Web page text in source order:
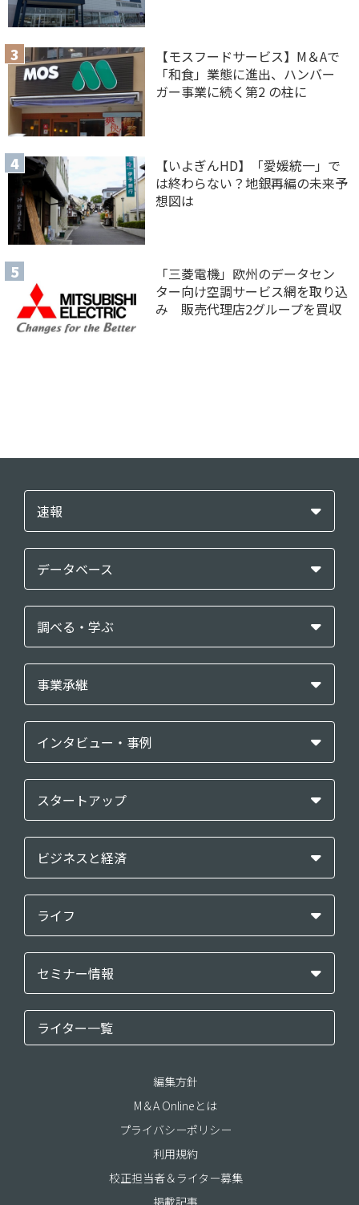
【モスフードサービス】M＆Aで
「和食」業態に進出、ハンバー
ガー事業に続く第2 の柱に
【いよぎんHD】「愛媛統一」で
は終わらない？地銀再編の未来予
想図は
「三菱電機」欧州のデータセン
ター向け空調サービス網を取り込
み 販売代理店2グループを買収
速報
データベース
調べる・学ぶ
事業承継
インタビュー・事例
スタートアップ
ビジネスと経済
ライフ
セミナー情報
ライター一覧
編集方針
M＆A Onlineとは
プライバシーポリシー
利用規約
校正担当者＆ライター募集
掲載記事